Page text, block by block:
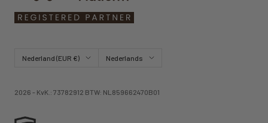
Land/regio Nederland (EUR €) TaalNederlands
2026 - KvK.: 73782912 BTW: NL859662470B01